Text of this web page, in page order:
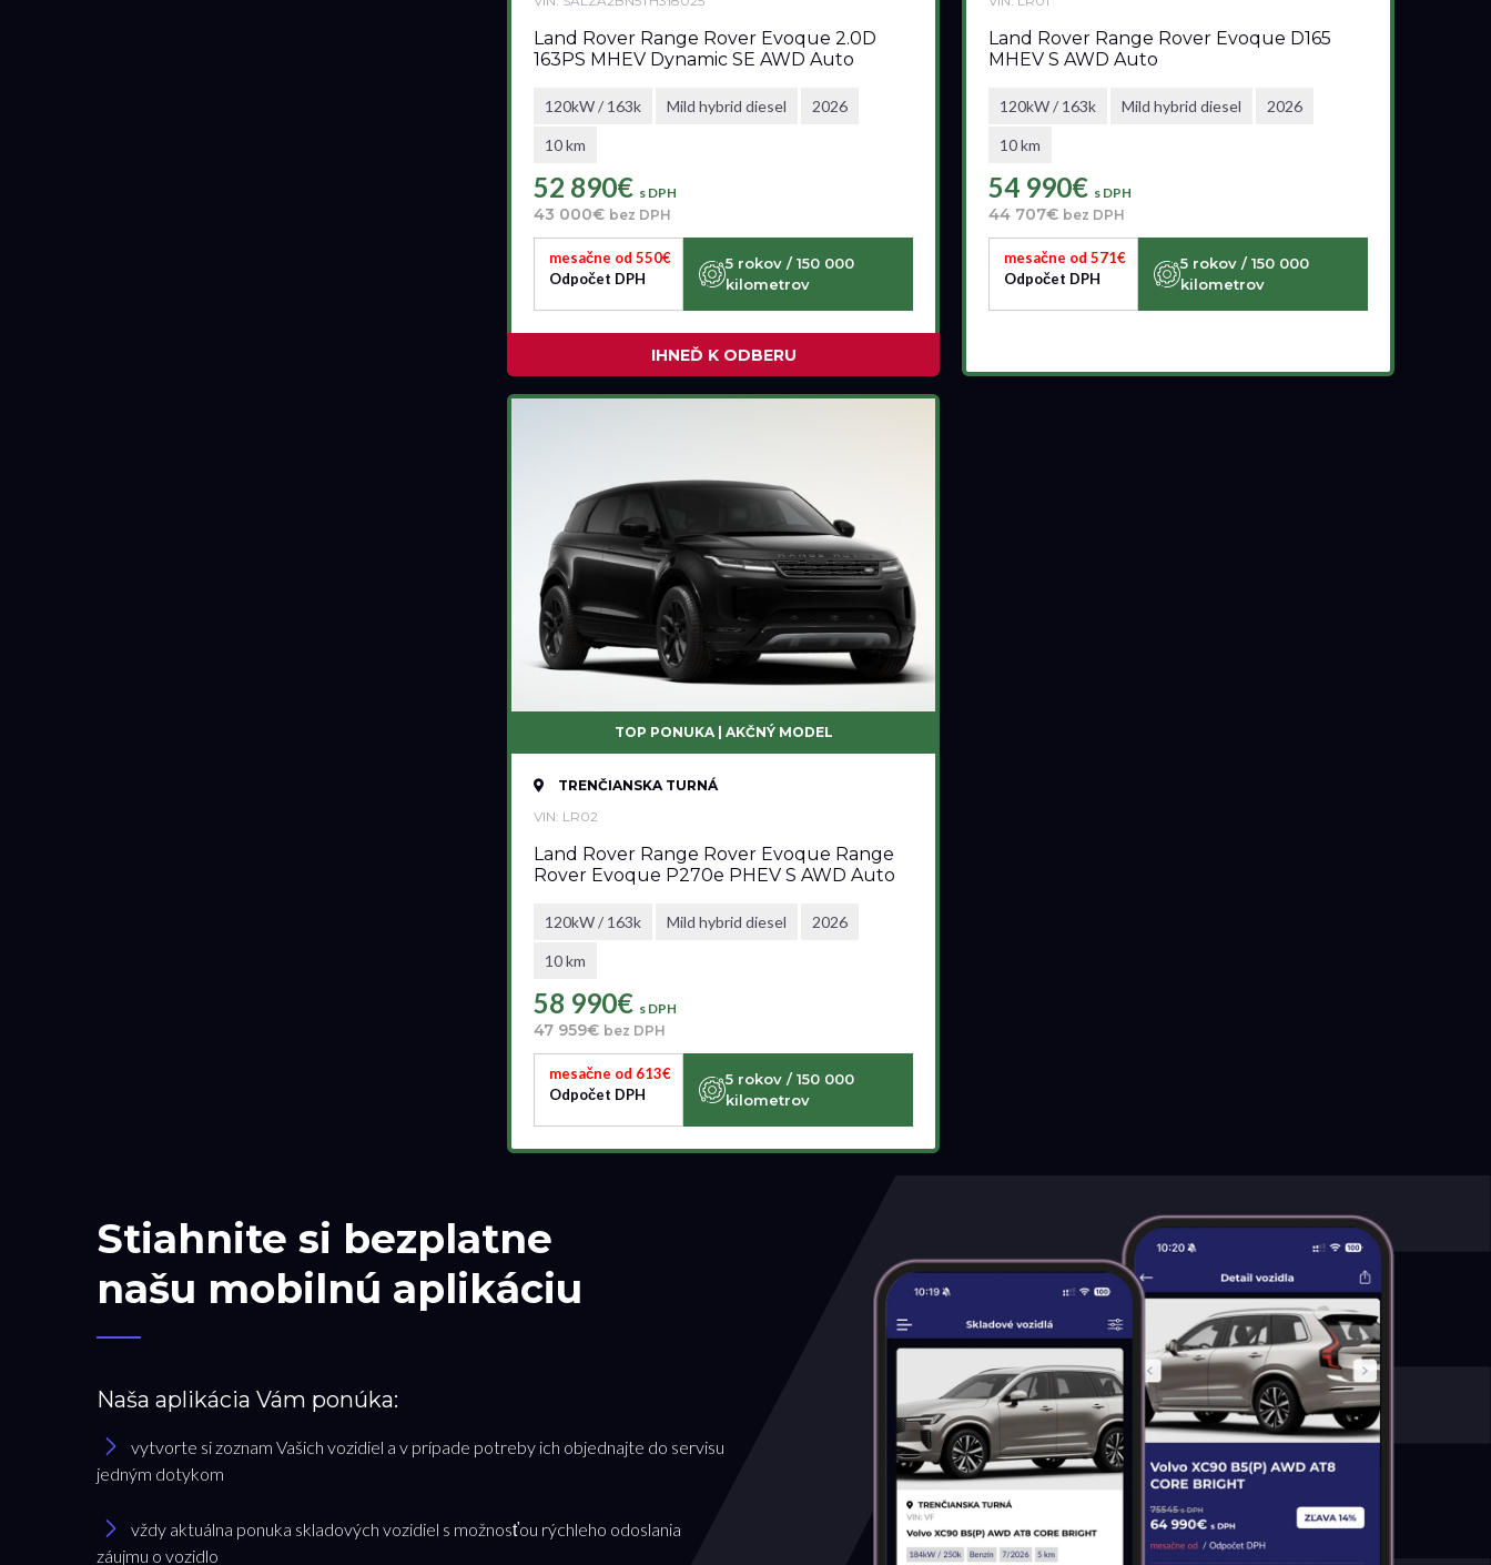
Land Rover Range Rover Evoque 2.0D
163PS MHEV Dynamic SE AWD Auto
120kW / 163k Mild hybrid diesel 2026
10 km
52 890€ s DPH
43 000€ bez DPH
mesačne od 550€
Odpočet DPH
5 rokov / 150 000
kilometrov
IHNEĎ K ODBERU
Land Rover Range Rover Evoque D165
MHEV S AWD Auto
120kW / 163k Mild hybrid diesel 2026
10 km
54 990€ s DPH
44 707€ bez DPH
mesačne od 571€
Odpočet DPH
5 rokov / 150 000
kilometrov
TOP PONUKA | AKČNÝ MODEL
TRENČIANSKA TURNÁ
VIN: LR02
Land Rover Range Rover Evoque Range
Rover Evoque P270e PHEV S AWD Auto
120kW / 163k Mild hybrid diesel 2026
10 km
58 990€ s DPH
47 959€ bez DPH
mesačne od 613€
Odpočet DPH
5 rokov / 150 000
kilometrov
Stiahnite si bezplatne
našu mobilnú aplikáciu
Naša aplikácia Vám ponúka:
vytvorte si zoznam Vašich vozidiel a v prípade potreby ich objednajte do servisu
jedným dotykom
vždy aktuálna ponuka skladových vozidiel s možnosťou rýchleho odoslania
záujmu o vozidlo